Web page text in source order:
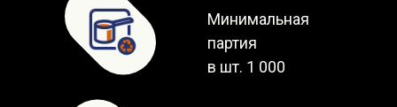
Минимальная
партия
в шт. 1 000